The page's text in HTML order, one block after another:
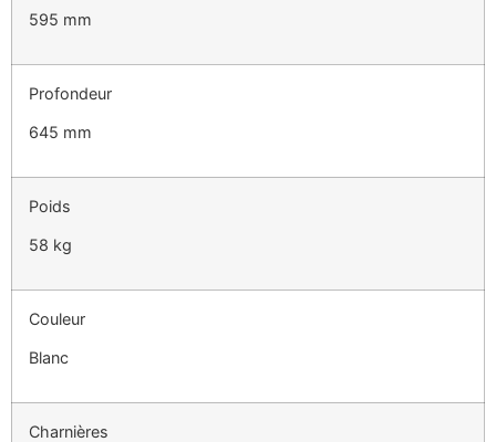
595 mm
Profondeur
645 mm
Poids
58 kg
Couleur
Blanc
Charnières